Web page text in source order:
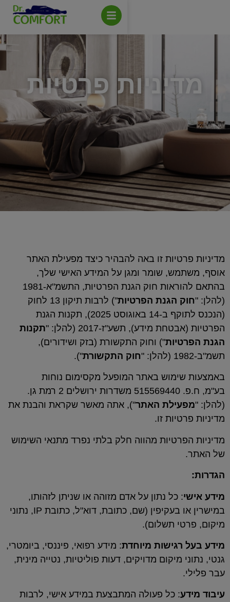
פרטיות
זו באה להבהיר כיצד מפעילת האתר
שומר ומגן על המידע האישי שלך,
בהתאם להוראות חוק הגנת הפרטיות, התשמ"א-1981
הפרטיות
") לרבות תיקון 13 לחוק
(הנכנס לתוקף ב-14 באוגוסט 2025), תקנות הגנת
תשע"ז-2017 (להלן: "
תקנות
") וחוק התקשורת (בזק ושידורים),
חוק התקשורת").
באתר המופעל מקסימום נוחות
בע"מ, ח.פ. 515569440 משדרות ירושלים 2 רמת גן.
האתר"), אתה מאשר שקראת והבנת את
זו.
מהווה חלק בלתי נפרד מתנאי השימוש
נתון על אדם מזוהה או שניתן לזהותו,
במישרין או בעקיפין (שם, כתובת, דוא"ל, כתובת IP, נתוני
תשלום).
מיוחדת: מידע רפואי, פיננסי, ביומטרי,
מדויקים, דעות פוליטיות, נטייה מינית,
כל פעולה המתבצעת במידע אישי, לרבות